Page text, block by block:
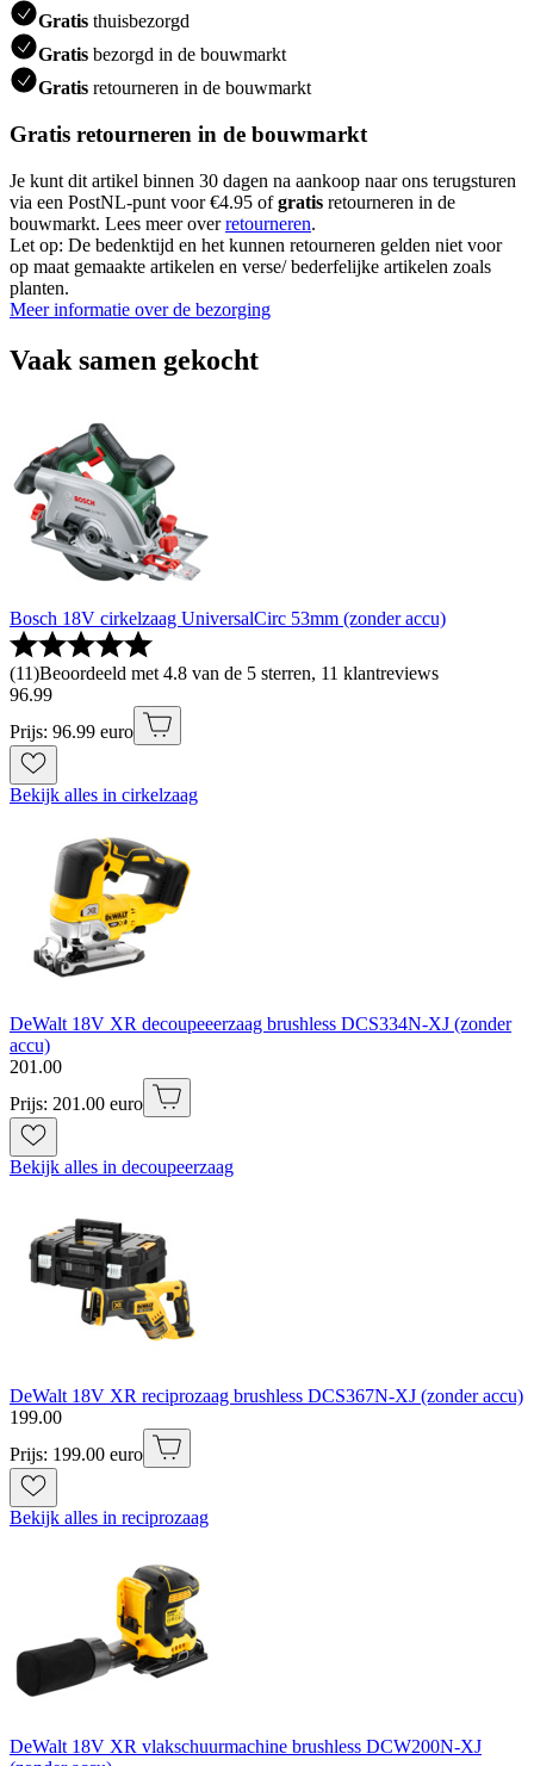
Gratis thuisbezorgd
Gratis bezorgd in de bouwmarkt
Gratis retourneren in de bouwmarkt
Gratis retourneren in de bouwmarkt
Je kunt dit artikel binnen 30 dagen na aankoop naar ons terugsturen
via een PostNL-punt voor €4.95 ofgratis retourneren in de
bouwmarkt. Lees meer overretourneren.
Let op: De bedenktijd en het kunnen retourneren gelden niet voor
op maat gemaakte artikelen en verse/ bederfelijke artikelen zoals
planten.
Meer informatie over de bezorging
Vaak samen gekocht
Bosch 18V cirkelzaag UniversalCirc 53mm (zonder accu)
(11)Beoordeeld met 4.8 van de 5 sterren, 11 klantreviews
96.99
Prijs: 96.99 euro
Bekijk alles in cirkelzaag
DeWalt 18V XR decoupeeerzaag brushless DCS334N-XJ (zonder
accu)
201 .00
Prijs: 201.00 euro
Bekijk alles in decoupeerzaag
DeWalt 18V XR reciprozaag brushless DCS367N-XJ (zonder accu)
199.00
Prijs: 199.00 euro
Bekijk alles in reciprozaag
DeWalt 18V XR vlakschuurmachine brushless DCW200N-XJ